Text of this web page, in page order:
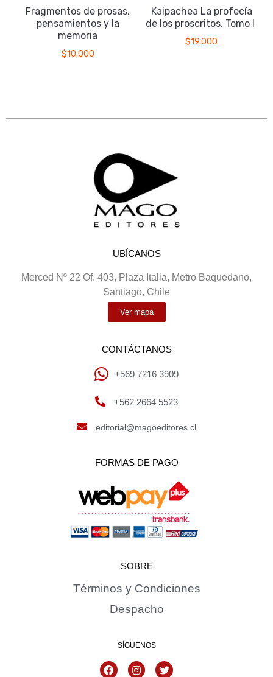
Fragmentos de prosas,
pensamientos y la
memoria
$10.000
Kaipachea La profecía
de los proscritos, Tomo II
$19.000
UBÍCANOS
Merced Nº 22 Of. 403, Plaza Italia, Metro Baquedano,
Santiago, Chile
Ver mapa
CONTÁCTANOS
+569 7216 3909
+562 2664 5523
editorial@magoeditores.cl
FORMAS DE PAGO
SOBRE
Términos y Condiciones
Despacho
SÍGUENOS